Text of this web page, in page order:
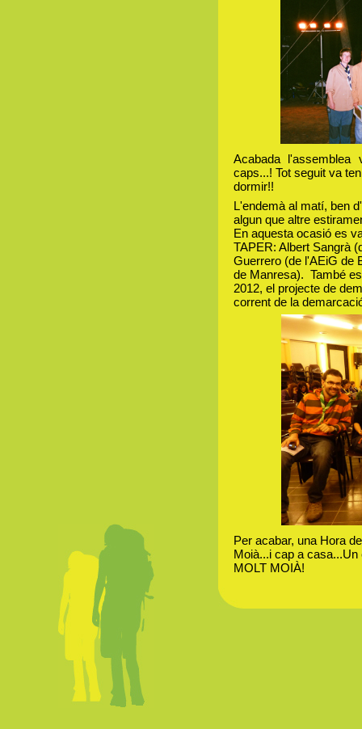
Acabada
caps...! Tot seguit va
dormir!!
L'endemà al matí, ben
algun que altre
En aquesta ocasió es
TAPER: Albert Sangrà
Guerrero (de l'AEiG de
de Manresa). També
2012, el projecte de
corrent de la
Per acabar, una Hora
Moià...i cap a
MOLT MOIÀ!